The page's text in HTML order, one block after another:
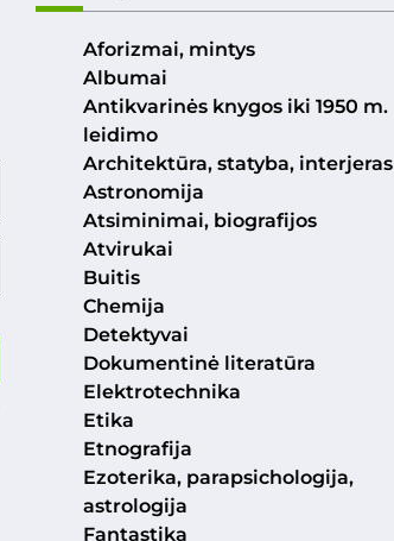
Aforizmai, mintys
Albumai
Antikvarinės knygos iki 1950 m.
leidimo
Architektūra, statyba, interjeras
Astronomija
Atsiminimai, biografijos
Atvirukai
Buitis
Chemija
Detektyvai
Dokumentinė literatūra
Elektrotechnika
Etika
Etnografija
Ezoterika, parapsichologija,
astrologija
Fantastika